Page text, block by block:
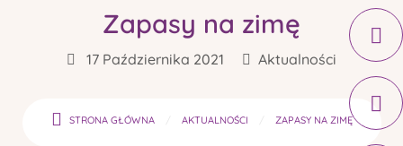
Zapasy na zimę
17 Października 2021 Aktualności
STRONA GŁÓWNA AKTUALNOŚCI ZAPASY NA ZIMĘ